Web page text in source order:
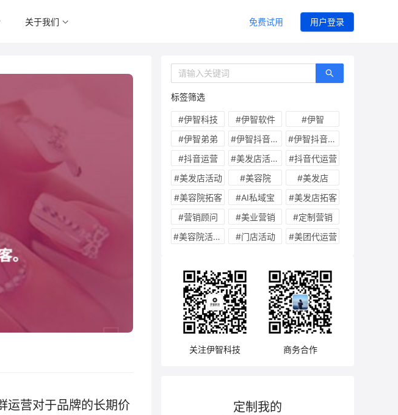
关于我们 免费试用 用户登录
运营对于品牌的长期价
标签筛选
#伊智科技 #伊智软件 #伊智
#伊智弟弟 #伊智抖音代运营 #伊智抖音运营
#抖音运营 #美发店活动方案 #抖音代运营
#美发店活动 #美容院 #美发店
#美容院拓客 #AI私域宝 #美发店拓客
#营销顾问 #美业营销 #定制营销
#美容院活动方案 #门店活动 #美团代运营
关注伊智科技 商务合作
定制我的